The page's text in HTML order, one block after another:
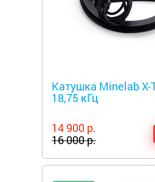
Катушка Minelab X-
18,75 кГц
14 900 р.
16 000 р.